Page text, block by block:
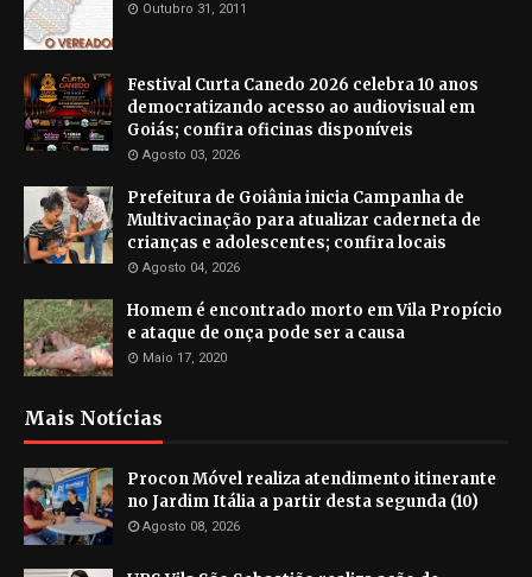
Outubro 31, 2011
Festival Curta Canedo 2026 celebra 10 anos
democratizando acesso ao audiovisual em
Goiás; confira oficinas disponíveis
Agosto 03, 2026
Prefeitura de Goiânia inicia Campanha de
Multivacinação para atualizar caderneta de
crianças e adolescentes; confira locais
Agosto 04, 2026
Homem é encontrado morto em Vila Propício
e ataque de onça pode ser a causa
Maio 17, 2020
Mais Notícias
Procon Móvel realiza atendimento itinerante
no Jardim Itália a partir desta segunda (10)
Agosto 08, 2026